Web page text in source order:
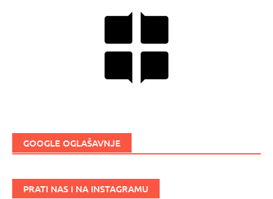
GOOGLE OGLAŠAVNJE
PRATI NAS I NA INSTAGRAMU